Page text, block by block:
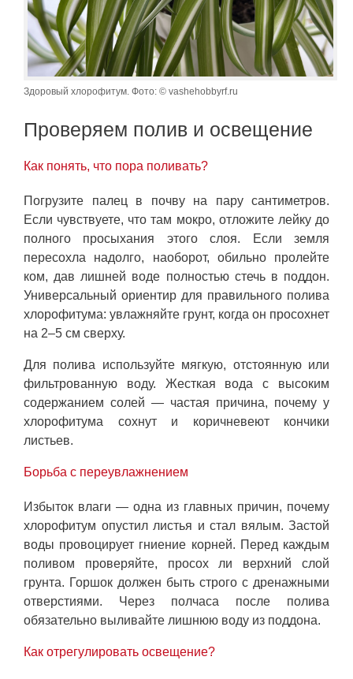
Здоровый хлорофитум. Фото: © vashehobbyrf.ru
Проверяем полив и освещение
Как понять, что пора поливать?
Погрузите палец в почву на пару сантиметров.
Если чувствуете, что там мокро, отложите лейку до
полного просыхания этого слоя. Если земля
пересохла надолго, наоборот, обильно пролейте
ком, дав лишней воде полностью стечь в поддон.
Универсальный ориентир для правильного полива
хлорофитума: увлажняйте грунт, когда он просохнет
на 2–5 см сверху.
Для полива используйте мягкую, отстоянную или
фильтрованную воду. Жесткая вода с высоким
содержанием солей — частая причина, почему у
хлорофитума сохнут и коричневеют кончики
листьев.
Борьба с переувлажнением
Избыток влаги — одна из главных причин, почему
хлорофитум опустил листья и стал вялым. Застой
воды провоцирует гниение корней. Перед каждым
поливом проверяйте, просох ли верхний слой
грунта. Горшок должен быть строго с дренажными
отверстиями. Через полчаса после полива
обязательно выливайте лишнюю воду из поддона.
Как отрегулировать освещение?